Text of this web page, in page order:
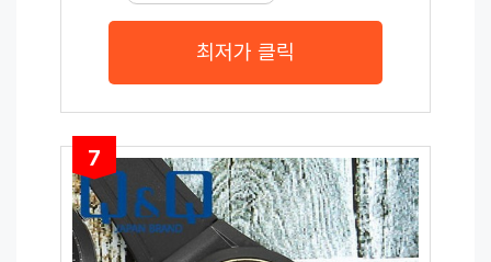
최저가 클릭
7